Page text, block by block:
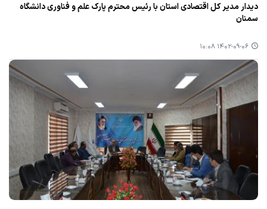
دیدار مدیر كل اقتصادی استان با رئیس محترم پارك علم و فناوری دانشگاه
سمنان
۱۴۰۲-۰۹-۰۶ ۱۰:۰۸